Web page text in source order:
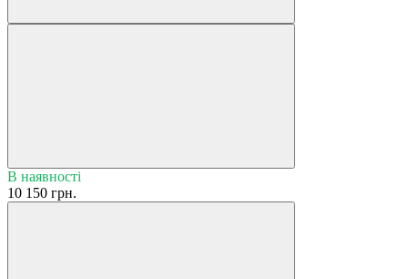
В наявності
10 150 грн.